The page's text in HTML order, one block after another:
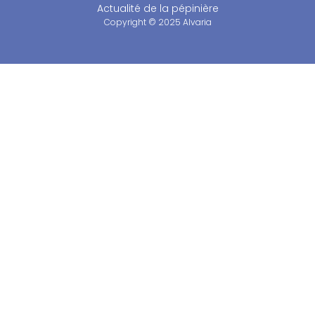
Actualité de la pépinière
Copyright © 2025 Alvaria